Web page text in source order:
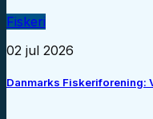
Fiskeri
02 jul 2026
Danmarks